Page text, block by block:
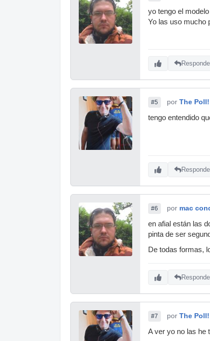
yo tengo el
Yo las uso mucho
#5 por The Poll!
tengo entendido
#6 por mac
en afial están las
pinta de ser
De todas formas,
#7 por The Poll!
A ver yo no las he